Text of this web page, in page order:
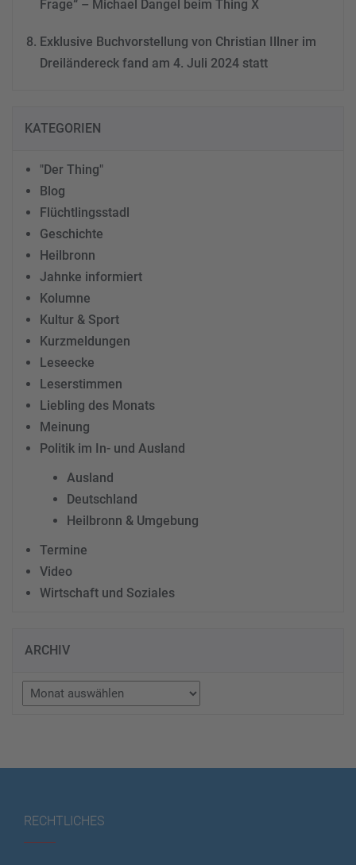
Frage“ – Michael Dangel beim Thing X
Exklusive Buchvorstellung von Christian Illner im
Dreiländereck fand am 4. Juli 2024 statt
KATEGORIEN
"Der Thing"
Blog
Flüchtlingsstadl
Geschichte
Heilbronn
Jahnke informiert
Kolumne
Kultur & Sport
Kurzmeldungen
Leseecke
Leserstimmen
Liebling des Monats
Meinung
Politik im In- und Ausland
Ausland
Deutschland
Heilbronn & Umgebung
Termine
Video
Wirtschaft und Soziales
ARCHIV
Archiv
RECHTLICHES